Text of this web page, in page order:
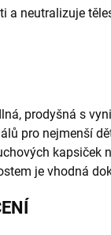
a neutralizuje
prodyšná s
pro nejmenší
kapsiček
je vhodná